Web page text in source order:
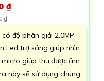
₫
₫
độ phân giải 2.0MP
Led trợ sáng giúp nhìn
giúp thu được âm
này sẽ sử dụng chung